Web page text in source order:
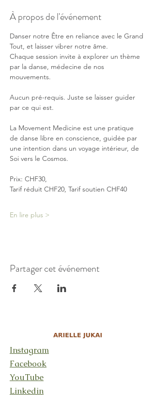
À propos de l'événement
Danser notre Être en reliance avec le Grand
Tout, et laisser vibrer notre âme.
Chaque session invite à explorer un thème
par la danse, médecine de nos
mouvements.
Aucun pré-requis. Juste se laisser guider
par ce qui est.
La Movement Medicine est une pratique
de danse libre en conscience, guidée par
une intention dans un voyage intérieur, de
Soi vers le Cosmos.
Prix: CHF30,
Tarif réduit CHF20, Tarif soutien CHF40
En lire plus >
Partager cet événement
Instagram
Facebook
YouTube
Linkedin